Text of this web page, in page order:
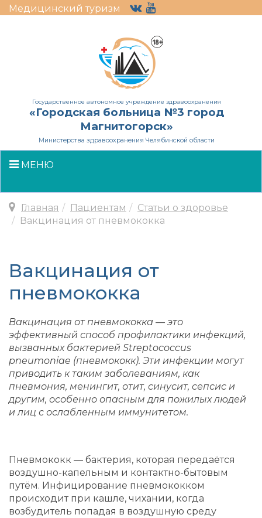
Медицинский туризм
Государственное автономное учреждение здравоохранения
«Городская больница №3 город
Магнитогорск»
Министерства здравоохранения Челябинской области
МЕНЮ
Главная Пациентам
Статьи о здоровье
Вакцинация от пневмококка
Вакцинация от
пневмококка
Вакцинация от пневмококка — это
эффективный способ профилактики инфекций,
вызванных бактерией Streptococcus
pneumoniae (пневмококк). Эти инфекции могут
приводить к таким заболеваниям, как
пневмония, менингит, отит, синусит, сепсис и
другим, особенно опасным для пожилых людей
и лиц с ослабленным иммунитетом.
Пневмококк — бактерия, которая передаётся
воздушно-капельным и контактно-бытовым
путём. Инфицирование пневмококком
происходит при кашле, чихании, когда
возбудитель попадая в воздушную среду